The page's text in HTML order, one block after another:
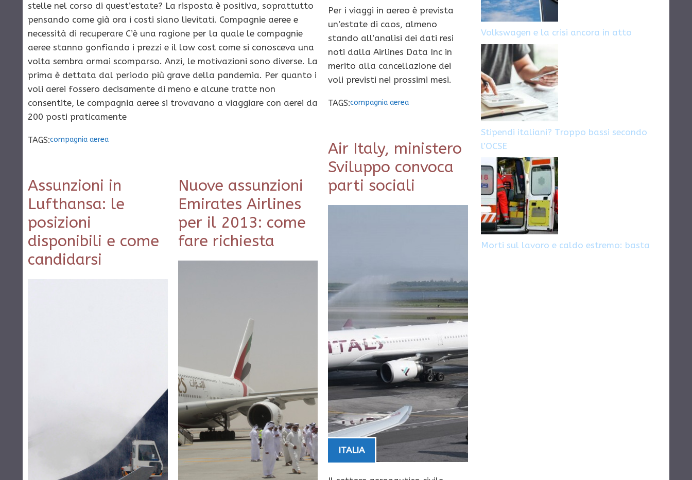
stelle nel corso di quest’estate? La risposta è positiva, soprattutto
pensando come già ora i costi siano lievitati. Compagnie aeree e
necessità di recuperare C’è una ragione per la quale le compagnie
aeree stanno gonfiando i prezzi e il low cost come si conosceva una
volta sembra ormai scomparso. Anzi, le motivazioni sono diverse. La
prima è dettata dal periodo più grave della pandemia. Per quanto i
voli aerei fossero decisamente di meno e alcune tratte non
consentite, le compagnia aeree si trovavano a viaggiare con aerei da
200 posti praticamente
TAGS:compagnia aerea
Per i viaggi in aereo è prevista
un’estate di caos, almeno
stando all’analisi dei dati resi
noti dalla Airlines Data Inc in
merito alla cancellazione dei
voli previsti nei prossimi mesi.
TAGS:compagnia aerea
Air Italy, ministero
Sviluppo convoca
parti sociali
ITALIA
Assunzioni in
Lufthansa: le
posizioni
disponibili e come
candidarsi
Nuove assunzioni
Emirates Airlines
per il 2013: come
fare richiesta
Volkswagen e la crisi ancora in atto
Stipendi italiani? Troppo bassi secondo
l’OCSE
Morti sul lavoro e caldo estremo: basta